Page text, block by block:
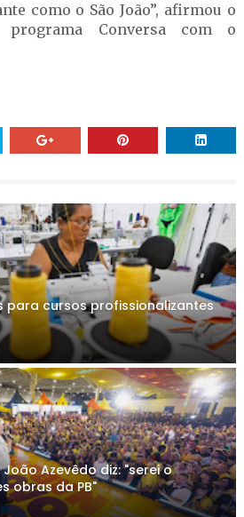
como o São João”, afirmou o
Conversa com o
para cursos profissionalizantes
Azevêdo diz: "serei o
obras da PB"